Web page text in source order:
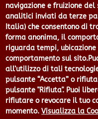
Portale PUMS di
Portale Stazione
Pratico: procedimenti
Città Metropolitana di
Genova | CF:80007350103 -
Centralino 010 54991
Num.Verde
Privacy|Tecnologie e
navigazione e fruizione del
analitici inviati da terze
Italia) che consentono di
forma anonima, il
riguarda tempi, ubicazione
comportamento sul
all’utilizzo di tali
pulsante “Accetta” o
pulsante "Rifiuta". Puoi
rifiutare o revocare il tuo
momento. Visualizza la